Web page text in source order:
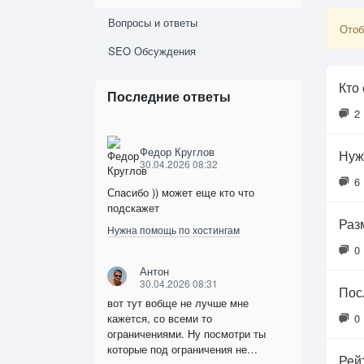
Вопросы и ответы
SEO Обсуждения
Последние ответы
Федор Круглов
30.04.2026 08:32
Спасибо )) может еще кто что
подскажет
Нужна помощь по хостингам
Антон
30.04.2026 08:31
вот тут вобще не лучше мне
кажется, со всеми то
ограничениями. Ну посмотри ты
которые под ограничения не…
2
6
0
0